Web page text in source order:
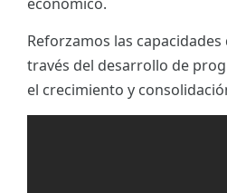
Reforzamos las capacidades
través del desarrollo de
el crecimiento y